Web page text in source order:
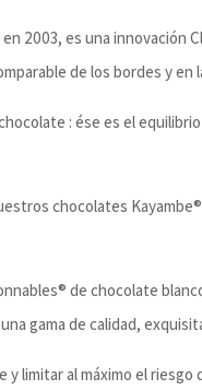
2003, es una innovación
de los bordes y en
: ése es el
chocolates
de chocolate
gama de calidad,
y limitar al máximo el